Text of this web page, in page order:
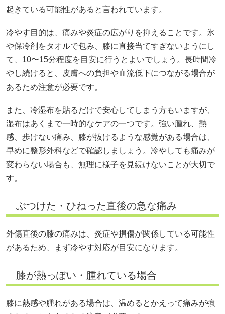
起きている可能性があると言われています。
冷やす目的は、痛みや炎症の広がりを抑えることです。氷
や保冷剤をタオルで包み、膝に直接当てすぎないようにし
て、10〜15分程度を目安に行うとよいでしょう。長時間冷
やし続けると、皮膚への負担や血流低下につながる場合が
あるため注意が必要です。
また、冷湿布を貼るだけで安心してしまう方もいますが、
湿布はあくまで一時的なケアの一つです。強い腫れ、熱
感、歩けない痛み、膝が抜けるような感覚がある場合は、
早めに整形外科などで確認しましょう。冷やしても痛みが
変わらない場合も、無理に様子を見続けないことが大切で
す。
ぶつけた・ひねった直後の急な痛み
外傷直後の膝の痛みは、炎症や損傷が関係している可能性
があるため、まず冷やす対応が目安になります。
膝が熱っぽい・腫れている場合
膝に熱感や腫れがある場合は、温めるとかえって痛みが強